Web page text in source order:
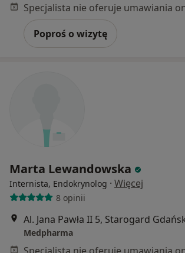
Poproś o wizytę
Marta Lewandowska
Internista, Endokrynolog · Więcej
8 opinii
Al. Jana Pawła II 5, Starogard
Medpharma